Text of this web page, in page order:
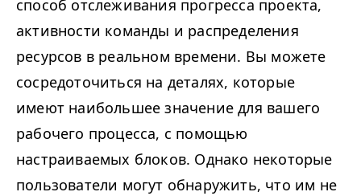
способ отслеживания прогресса проекта,
активности команды и распределения
ресурсов в реальном времени. Вы можете
сосредоточиться на деталях, которые
имеют наибольшее значение для вашего
рабочего процесса, с помощью
настраиваемых блоков. Однако некоторые
пользователи могут обнаружить, что им не